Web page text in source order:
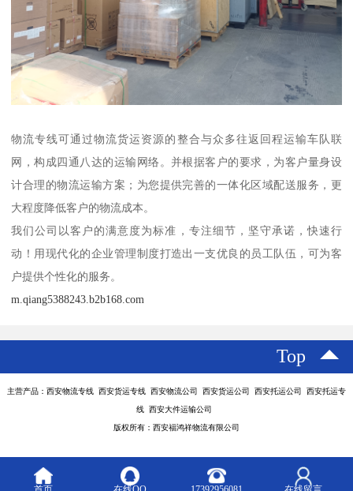
物流专线可通过物流货运资源的整合与众多往返回程运输车队联
网，构成四通八达的运输网络。并根据客户的要求，为客户量身设
计合理的物流运输方案；为您提供完善的一体化区域配送服务，更
大程度降低客户的物流成本。
我们公司以客户的满意度为标准，专注细节，坚守承诺，快速行
动！用现代化的企业管理制度打造出一支优良的员工队伍，可为客
户提供个性化的服务。
m.qiang5388243.b2b168.com
Top
主营产品：西安物流专线 西安货运专线 西安物流公司 西安货运公司 西安托运公司 西安托运专
线 西安大件运输公司
版权所有：西安福鸿祥物流有限公司